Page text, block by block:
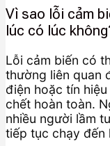
Vì sao lỗi cảm
lúc có lúc
Lỗi cảm biến có
thường liên quan
điện hoặc tín
chết hoàn toàn.
nhiều người lầm
tiếp tục chạy đến